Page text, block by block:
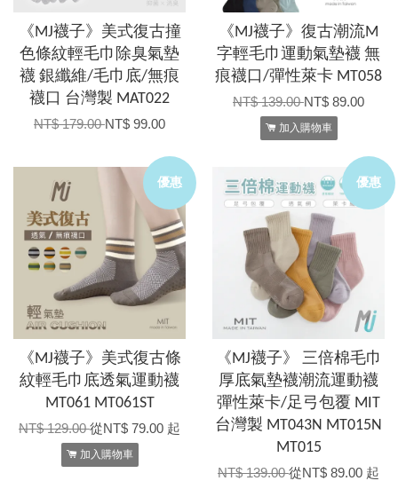
《MJ襪子》美式復古撞
色條紋輕毛巾除臭氣墊
襪 銀纖維/毛巾底/無痕
襪口 台灣製 MAT022
NT$ 179.00NT$ 99.00
《MJ襪子》復古潮流M
字輕毛巾運動氣墊襪 無
痕襪口/彈性萊卡 MT058
NT$ 139.00NT$ 89.00
加入購物車
優惠
《MJ襪子》美式復古條
紋輕毛巾底透氣運動襪
MT061 MT061ST
NT$ 129.00從NT$ 79.00 起
加入購物車
優惠
《MJ襪子》 三倍棉毛巾
厚底氣墊襪潮流運動襪
彈性萊卡/足弓包覆 MIT
台灣製 MT043N MT015N
MT015
NT$ 139.00從NT$ 89.00 起